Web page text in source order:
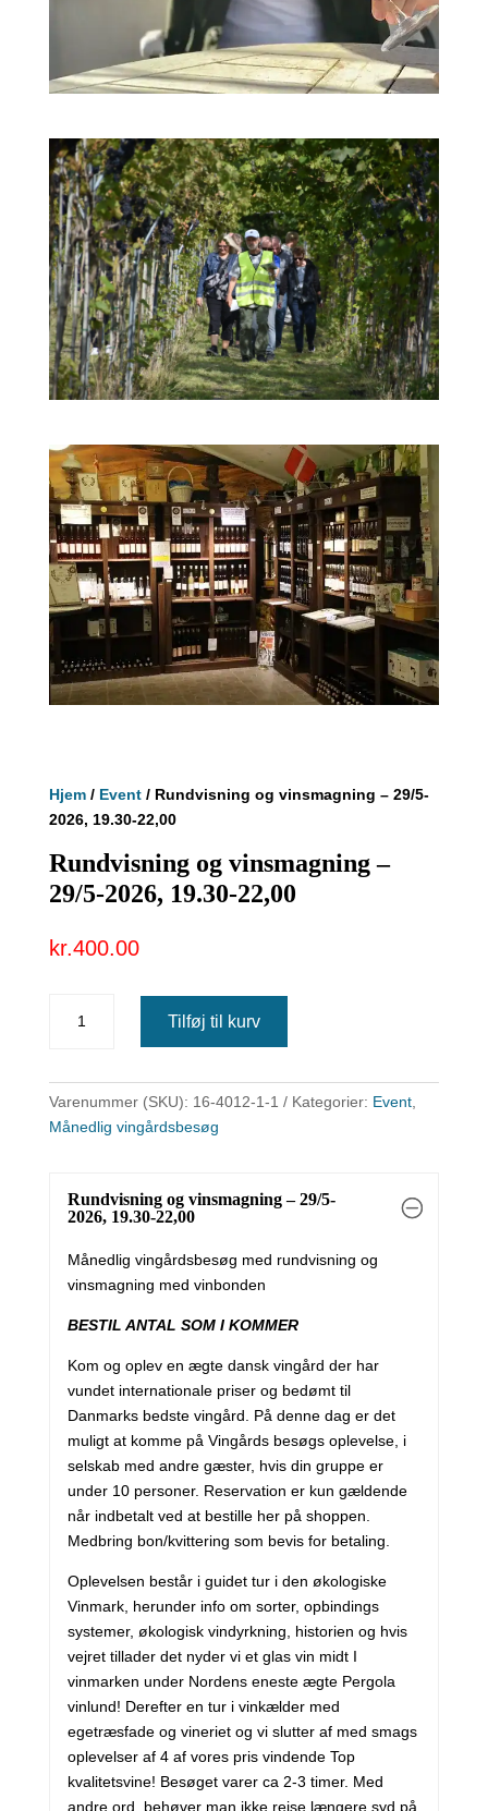
Hjem/ Event/ Rundvisning og vinsmagning – 29/5-
2026, 19.30-22,00
Rundvisning og vinsmagning –
29/5-2026, 19.30-22,00
kr.400.00
-
29/5-
2026,
antal
Tilføj til kurv
Varenummer (SKU): 16-4012-1-1 Kategorier: Event,
Månedlig vingårdsbesøg
Rundvisning og vinsmagning – 29/5-
2026, 19.30-22,00
Månedlig vingårdsbesøg med rundvisning og
vinsmagning med vinbonden
BESTIL ANTAL SOM I KOMMER
Kom og oplev en ægte dansk vingård der har
vundet internationale priser og bedømt til
Danmarks bedste vingård. På denne dag er det
muligt at komme på Vingårds besøgs oplevelse, i
selskab med andre gæster, hvis din gruppe er
under 10 personer. Reservation er kun gældende
når indbetalt ved at bestille her på shoppen.
Medbring bon/kvittering som bevis for betaling.
Oplevelsen består i guidet tur i den økologiske
Vinmark, herunder info om sorter, opbindings
systemer, økologisk vindyrkning, historien og hvis
vejret tillader det nyder vi et glas vin midt I
vinmarken under Nordens eneste ægte Pergola
vinlund! Derefter en tur i vinkælder med
egetræsfade og vineriet og vi slutter af med smags
oplevelser af 4 af vores pris vindende Top
kvalitetsvine! Besøget varer ca 2-3 timer. Med
andre ord, behøver man ikke rejse længere syd på